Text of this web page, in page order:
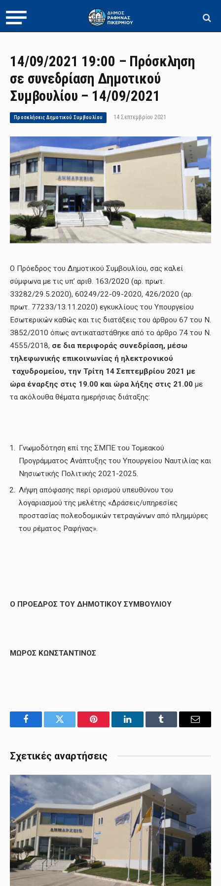
14/09/2021 19:00 – Πρόσκληση
σε συνεδρίαση Δημοτικού
Συμβουλίου – 14/09/2021
Προσκλήσεις Δημοτικού Συμβουλίου 14 Σεπτεμβρίου 2021
Ο Πρόεδρος του Δημοτικού Συμβουλίου, σας καλεί
σύμφωνα με τις υπ’ αριθ. 163/2020 (αρ. πρωτ.
33282/29.5.2020), 60249/22-09-2020, 426/2020 (αρ.
πρωτ. 77233/13.11.2020) εγκυκλίους του Υπουργείου
Εσωτερικών καθώς και τις διατάξεις του άρθρου 67 του Ν.
3852/2010 όπως αντικαταστάθηκε από το άρθρο 74 του Ν.
4555/2018, σε δια περιφοράς συνεδρίαση, μέσω
τηλεφωνικής επικοινωνίας ή ηλεκτρονικού
ταχυδρομείου, την Τρίτη 14 Σεπτεμβρίου 2021 με
ώρα έναρξης στις 19.00 και ώρα λήξης στις 21.00 με
τα ακόλουθα θέματα ημερήσιας διάταξης:
Γνωμοδότηση επί της ΣΜΠΕ του Τομεακού
Προγράμματος Ανάπτυξης του Υπουργείου Ναυτιλίας και
Νησιωτικής Πολιτικής 2021-2025.
Λήψη απόφασης περί ορισμού υπευθύνου του
λογαριασμού της μελέτης «Δράσεις/υπηρεσίες
προστασίας πολεοδομικών τετραγώνων από πλημμύρες
του ρέματος Ραφήνας».
Ο ΠΡΟΕΔΡΟΣ ΤΟΥ ΔΗΜΟΤΙΚΟΥ ΣΥΜΒΟΥΛΙΟΥ
ΜΩΡΟΣ ΚΩΝΣΤΑΝΤΙΝΟΣ
FacebookTwitter Pinterest LinkedInTumblr Email
Σχετικές αναρτήσεις